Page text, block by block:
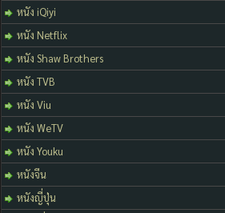
หนัง iQiyi
หนัง Netflix
หนัง Shaw Brothers
หนัง TVB
หนัง Viu
หนัง WeTV
หนัง Youku
หนังจีน
หนังญี่ปุ่น